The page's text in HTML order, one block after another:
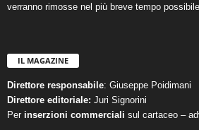
verranno rimosse nel più breve tempo possibile.
IL MAGAZINE
Direttore responsabile: Giuseppe Poidimani
Direttore editoriale: Juri Signorini
Per inserzioni commerciali sul cartaceo –